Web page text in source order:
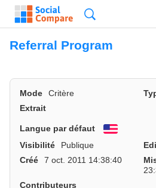
Referral Program
Mode Critère
Extrait
Langue par défaut
English
Visibilité
Publique
Créé
7 oct. 2011 14:38:40
Contributeurs